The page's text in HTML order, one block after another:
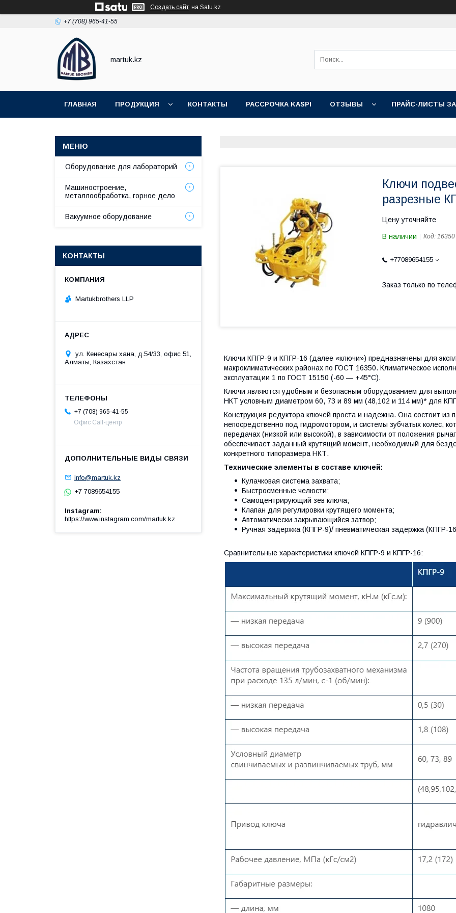
Создать сайт на Satu.kz
+7 (708) 965-41-55
martuk.kz
ГЛАВНАЯ ПРОДУКЦИЯ КОНТАКТЫ РАССРОЧКА KASPI ОТЗЫВЫ ПРАЙС-ЛИСТЫ
Ключи
разрезные
Цену уточняйте
В наличии Код: 16350
+77089654155
Заказ только по
Ключи КПГР-9 и КПГР-16 (далее «ключи») предназначены для
макроклиматических районах по ГОСТ 16350. Климатическое
эксплуатации 1 по ГОСТ 15150 (-60 — +45°С).
Ключи являются удобным и безопасным оборудованием для
НКТ условным диаметром 60, 73 и 89 мм (48,102 и 114 мм)* для
Конструкция редуктора ключей проста и надежна. Она состоит из
непосредственно под гидромотором, и системы зубчатых колес,
передачах (низкой или высокой), в зависимости от положения
обеспечивает заданный крутящий момент, необходимый для
конкретного типоразмера НКТ.
Технические элементы в составе ключей:
Кулачковая система захвата;
Быстросменные челюсти;
Самоцентрирующий зев ключа;
Клапан для регулировки крутящего момента;
Автоматически закрывающийся затвор;
Ручная задержка (КПГР-9)/ пневматическая задержка (КПГР-
Сравнительные характеристики ключей КПГР-9 и КПГР-16:
Оборудование для лабораторий
Машиностроение,
металлообработка, горное дело
Вакуумное оборудование
КОНТАКТЫ
Martukbrothers LLP
ул. Кенесары хана, д.54/33, офис 51,
Алматы, Казахстан
+7 (708) 965-41-55
Офис Call-центр
info@martuk.kz
+7 7089654155
Instagram
https://www.instagram.com/martuk.kz